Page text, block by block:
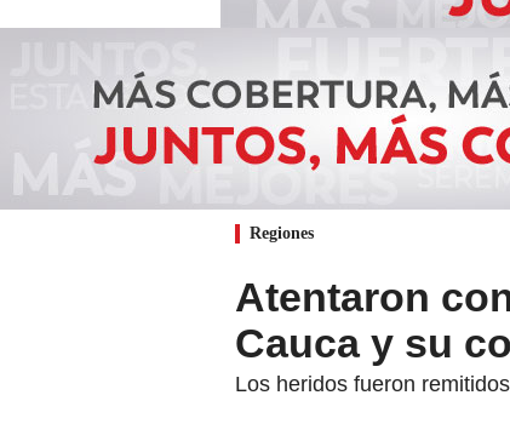
Regiones
Atentaron
Cauca y su
Los heridos fueron